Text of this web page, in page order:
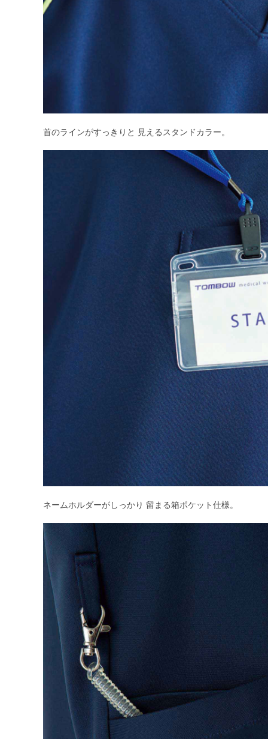
首のラインがすっきりと 見えるスタンドカラー。
ネームホルダーがしっかり 留まる箱ポケット仕様。